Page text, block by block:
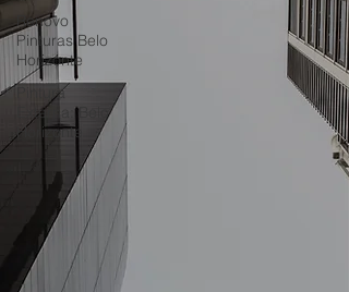
Renovo
Pinturas Belo
Horizonte
Pintura
Externa: Belo
Horizonte